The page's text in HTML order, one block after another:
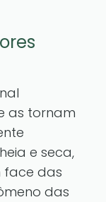
as tornam
e seca,
face das
das